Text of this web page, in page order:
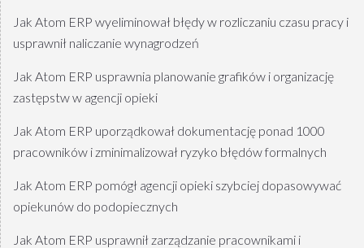
Jak Atom ERP wyeliminował błędy w rozliczaniu czasu pracy i
usprawnił naliczanie wynagrodzeń
Jak Atom ERP usprawnia planowanie grafików i organizację
zastępstw w agencji opieki
Jak Atom ERP uporządkował dokumentację ponad 1000
pracowników i zminimalizował ryzyko błędów formalnych
Jak Atom ERP pomógł agencji opieki szybciej dopasowywać
opiekunów do podopiecznych
Jak Atom ERP usprawnił zarządzanie pracownikami i